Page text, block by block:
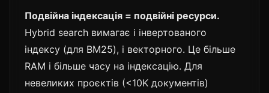
Подвійна індексація = подвійні ресурси.
Hybrid search вимагає і інвертованого
індексу (для BM25), і векторного. Це більше
RAM і більше часу на індексацію. Для
невеликих проєктів (<10K документів)